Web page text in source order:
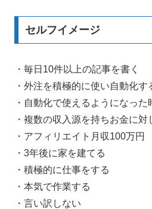
セルフイメージ
・毎日10件以上の記事を書く
・外注を積極的に使い自動化す
・自動化で使えるようになっ
・複数の収入源を持ちお金に対
・アフィリエイト月収100万円
・3年後に家を建てる
・積極的に仕事をする
・本気で作業する
・言い訳しない